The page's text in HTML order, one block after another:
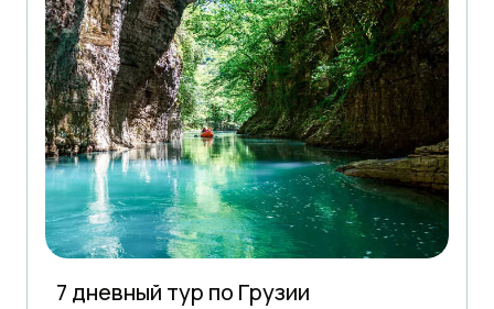
7 дневный тур по Грузии